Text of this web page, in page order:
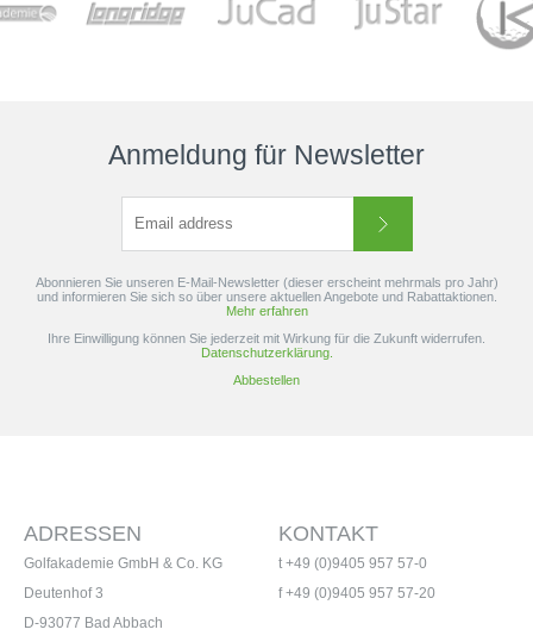
Anmeldung für Newsletter
Abonnieren Sie unseren E-Mail-Newsletter (dieser erscheint mehrmals pro Jahr)
und informieren Sie sich so über unsere aktuellen Angebote und Rabattaktionen.
Mehr erfahren
Ihre Einwilligung können Sie jederzeit mit Wirkung für die Zukunft widerrufen.
Datenschutzerklärung.
Abbestellen
KONTAKT
t +49 (0)9405 957 57-0
f +49 (0)9405 957 57-20
ADRESSEN
Golfakademie GmbH & Co. KG
Deutenhof 3
D-93077 Bad Abbach